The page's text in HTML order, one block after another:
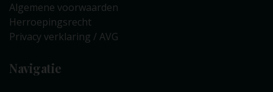
Algemene voorwaarden
Herroepingsrecht
Privacy verklaring / AVG
Navigatie